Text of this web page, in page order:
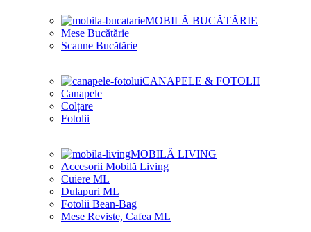
MOBILĂ BUCĂTĂRIE
Mese Bucătărie
Scaune Bucătărie
CANAPELE & FOTOLII
Canapele
Colțare
Fotolii
MOBILĂ LIVING
Accesorii Mobilă Living
Cuiere ML
Dulapuri ML
Fotolii Bean-Bag
Mese Reviste, Cafea ML